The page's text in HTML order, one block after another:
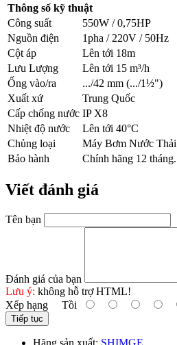
Thông số kỹ thuật
Công suất
550W / 0,75HP
Nguồn điện
1pha / 220V / 50Hz
Cột áp
Lên tới 18m
Lưu Lượng
Lên tới 15 m³/h
Ống vào/ra
.../42 mm (.../1½")
Xuất xứ
Trung Quốc
Cấp chống nước IP X8
Nhiệt độ nước
Lên tới 40°C
Chủng loại
Máy Bơm Nước Thải
Bảo hành
Chính hãng 12 tháng.
Viết đánh giá
Tên bạn
Đánh giá của bạn
Lưu ý: không hỗ trợ HTML!
Xếp hạng Tồi
Tiếp tục